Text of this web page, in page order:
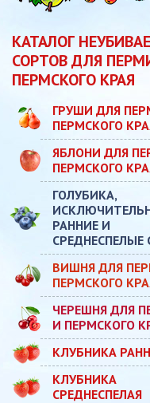
КАТАЛОГ
СОРТОВ ДЛЯ
ПЕРМСКОГО КРАЯ
ГРУШИ ДЛЯ
ПЕРМСКОГО
ЯБЛОНИ ДЛЯ
ПЕРМСКОГО
ГОЛУБИКА,
РАННИЕ И
СРЕДНЕСПЕЛЫЕ
ВИШНЯ ДЛЯ
ПЕРМСКОГО
ЧЕРЕШНЯ ДЛЯ
И ПЕРМСКОГО
КЛУБНИКА
КЛУБНИКА
СРЕДНЕСПЕЛАЯ